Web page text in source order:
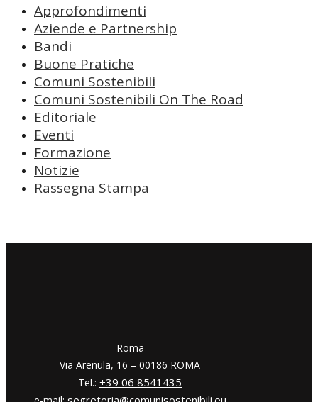
Approfondimenti
Aziende e Partnership
Bandi
Buone Pratiche
Comuni Sostenibili
Comuni Sostenibili On The Road
Editoriale
Eventi
Formazione
Notizie
Rassegna Stampa
​​Roma
Via Arenula, 16 – 00186 ROMA
Tel.: +39 06 8541435